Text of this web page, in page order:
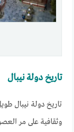
تاريخ دولة نيبال
تاريخ دولة نيبال
وثقافية على مر